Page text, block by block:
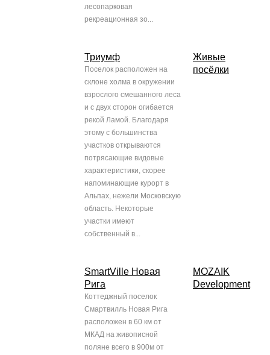
лесопарковая
рекреационная зо...
Триумф
Поселок расположен на
склоне холма в окружении
взрослого смешанного леса
и с двух сторон огибается
рекой Ламой. Благодаря
этому с большинства
участков открываются
потрясающие видовые
характеристики, скорее
напоминающие курорт в
Альпах, нежели Московскую
область. Некоторые
участки имеют
собственный в...
Живые
посёлки
SmartVille Новая
Рига
Коттеджный поселок
Смартвилль Новая Рига
расположен в 60 км от
МКАД на живописной
поляне всего в 900м от
MOZAIK
Development